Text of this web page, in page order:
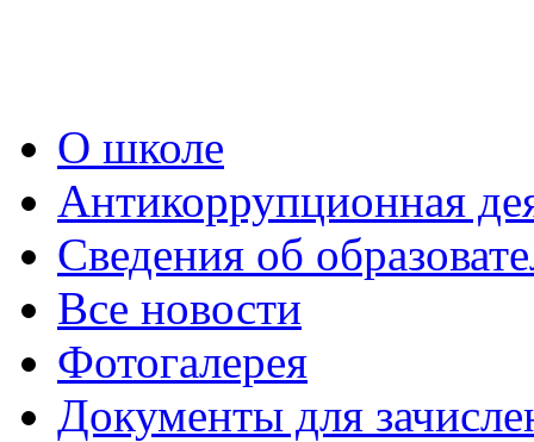
О школе
Антикоррупционная
Сведения об
Все новости
Фотогалерея
Документы для